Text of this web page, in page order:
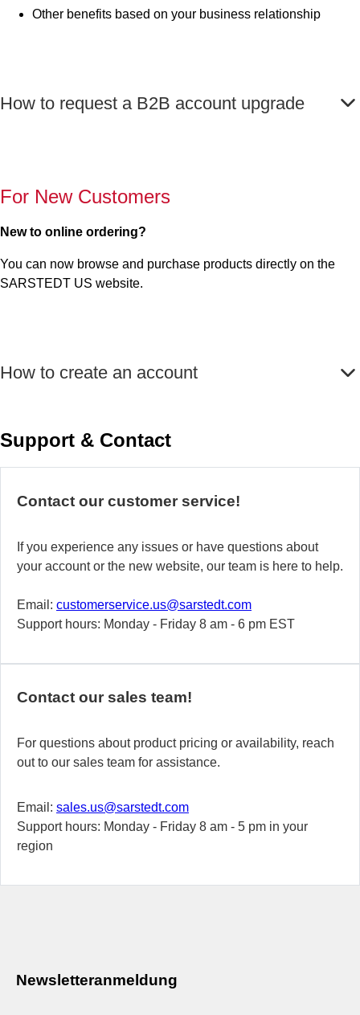
Other benefits based on your business relationship
How to request a B2B account upgrade
For New Customers
New to online ordering?
You can now browse and purchase products directly on the
SARSTEDT US website.
How to create an account
Support & Contact
Contact our customer service!
If you experience any issues or have questions about
your account or the new website, our team is here to help.
Email: customerservice.us@sarstedt.com
Support hours: Monday - Friday 8 am - 6 pm EST
Contact our sales team!
For questions about product pricing or availability, reach
out to our sales team for assistance.
Email: sales.us@sarstedt.com
Support hours: Monday - Friday 8 am - 5 pm in your
region
Newsletteranmeldung